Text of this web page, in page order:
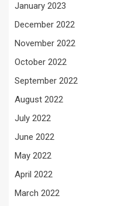
January 2023
December 2022
November 2022
October 2022
September 2022
August 2022
July 2022
June 2022
May 2022
April 2022
March 2022